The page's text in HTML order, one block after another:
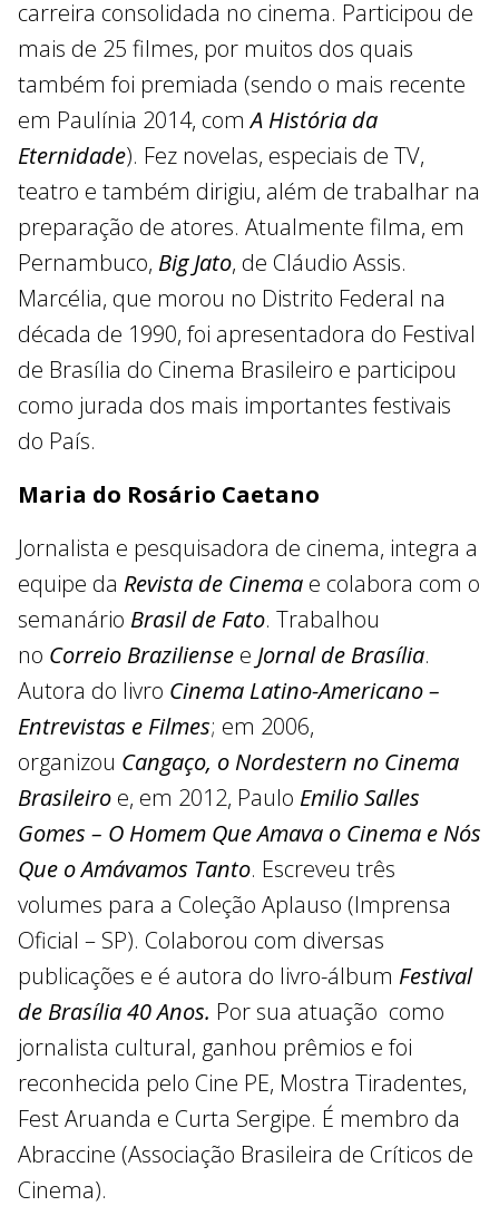
carreira consolidada no cinema. Participou de
mais de 25 filmes, por muitos dos quais
também foi premiada (sendo o mais recente
em Paulínia 2014, com A História da
Eternidade). Fez novelas, especiais de TV,
teatro e também dirigiu, além de trabalhar na
preparação de atores. Atualmente filma, em
Pernambuco, Big Jato, de Cláudio Assis.
Marcélia, que morou no Distrito Federal na
década de 1990, foi apresentadora do Festival
de Brasília do Cinema Brasileiro e participou
como jurada dos mais importantes festivais
do País.
Maria do Rosário Caetano
Jornalista e pesquisadora de cinema, integra a
equipe da Revista de Cinema e colabora com o
semanário Brasil de Fato. Trabalhou
no Correio Braziliense e Jornal de Brasília.
Autora do livro Cinema Latino-Americano –
Entrevistas e Filmes; em 2006,
organizou Cangaço, o Nordestern no Cinema
Brasileiro e, em 2012, Paulo Emilio Salles
Gomes – O Homem Que Amava o Cinema e Nós
Que o Amávamos Tanto. Escreveu três
volumes para a Coleção Aplauso (Imprensa
Oficial – SP). Colaborou com diversas
publicações e é autora do livro-álbum Festival
de Brasília 40 Anos. Por sua atuação como
jornalista cultural, ganhou prêmios e foi
reconhecida pelo Cine PE, Mostra Tiradentes,
Fest Aruanda e Curta Sergipe. É membro da
Abraccine (Associação Brasileira de Críticos de
Cinema).